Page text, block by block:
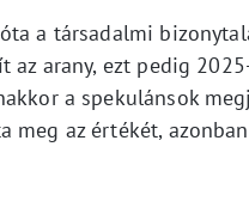
óta a társadalmi
az arany, ezt pedig
a spekulánsok
meg az értékét,